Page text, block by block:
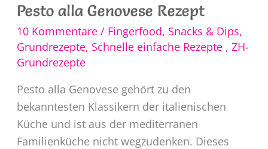
Pesto alla Genovese Rezept
10 Kommentare / Fingerfood, Snacks & Dips,
Grundrezepte, Schnelle einfache Rezepte , ZH-
Grundrezepte
Pesto alla Genovese gehört zu den
bekanntesten Klassikern der italienischen
Küche und ist aus der mediterranen
Familienküche nicht wegzudenken. Dieses